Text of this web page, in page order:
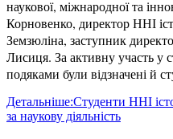
наукової, міжнародної та
Корновенко, директор ННІ
Земзюліна, заступник
Лисиця. За активну участь у
подяками були відзначені й
Детальніше:Студенти ННІ
за наукову діяльність